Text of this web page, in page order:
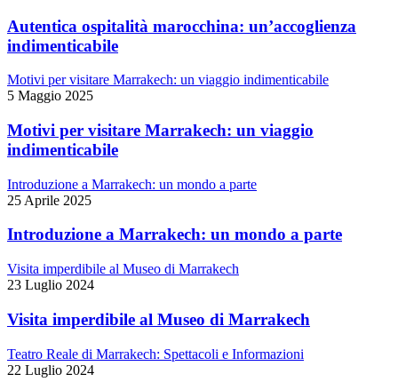
Autentica ospitalità marocchina: un’accoglienza
indimenticabile
Motivi per visitare Marrakech: un viaggio indimenticabile
5 Maggio 2025
Motivi per visitare Marrakech: un viaggio
indimenticabile
Introduzione a Marrakech: un mondo a parte
25 Aprile 2025
Introduzione a Marrakech: un mondo a parte
Visita imperdibile al Museo di Marrakech
23 Luglio 2024
Visita imperdibile al Museo di Marrakech
Teatro Reale di Marrakech: Spettacoli e Informazioni
22 Luglio 2024